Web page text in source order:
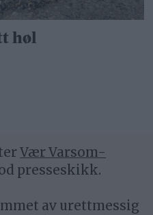
høl
Vær Varsom-
presseskikk.
av urettmessig